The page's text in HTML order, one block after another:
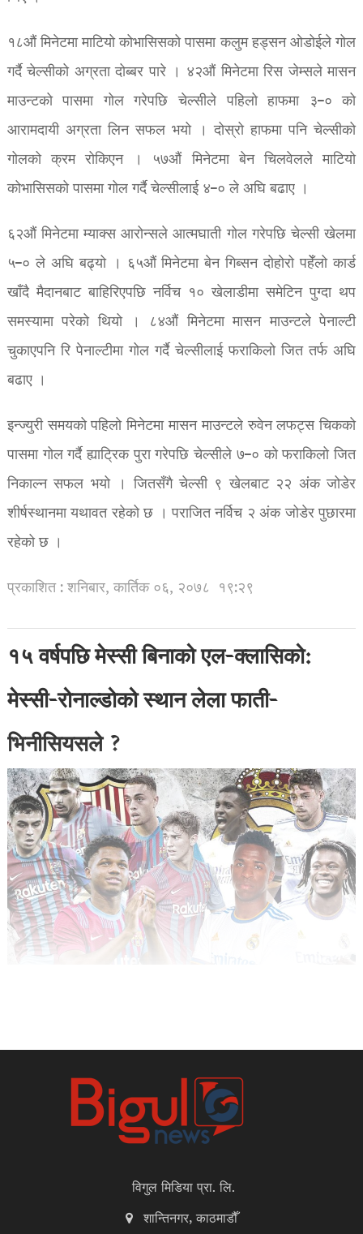
१८औं मिनेटमा माटियो कोभासिसको पासमा कलुम हड्सन ओडोईले गोल
गर्दै चेल्सीको अग्रता दोब्बर पारे । ४२औं मिनेटमा रिस जेम्सले मासन
माउन्टको पासमा गोल गरेपछि चेल्सीले पहिलो हाफमा ३–० को
आरामदायी अग्रता लिन सफल भयो । दोस्रो हाफमा पनि चेल्सीको
गोलको क्रम रोकिएन । ५७औं मिनेटमा बेन चिलवेलले माटियो
कोभासिसको पासमा गोल गर्दै चेल्सीलाई ४–० ले अघि बढाए ।
६२औं मिनेटमा म्याक्स आरोन्सले आत्मघाती गोल गरेपछि चेल्सी खेलमा
५–० ले अघि बढ्यो । ६५औं मिनेटमा बेन गिब्सन दोहोरो पहेँलो कार्ड
खाँदै मैदानबाट बाहिरिएपछि नर्विच १० खेलाडीमा समेटिन पुग्दा थप
समस्यामा परेको थियो । ८४औं मिनेटमा मासन माउन्टले पेनाल्टी
चुकाएपनि रि पेनाल्टीमा गोल गर्दै चेल्सीलाई फराकिलो जित तर्फ अघि
बढाए ।
इन्ज्युरी समयको पहिलो मिनेटमा मासन माउन्टले रुवेन लफट्स चिकको
पासमा गोल गर्दै ह्याट्रिक पुरा गरेपछि चेल्सीले ७–० को फराकिलो जित
निकाल्न सफल भयो । जितसँगै चेल्सी ९ खेलबाट २२ अंक जोडेर
शीर्षस्थानमा यथावत रहेको छ । पराजित नर्विच २ अंक जोडेर पुछारमा
रहेको छ ।
प्रकाशित : शनिबार, कार्तिक ०६, २०७८ १९:२९
१५ वर्षपछि मेस्सी बिनाको एल-क्लासिको:
मेस्सी-रोनाल्डोको स्थान लेला फाती-
भिनीसियसले ?
विगुल मिडिया प्रा. लि.
शान्तिनगर, काठमाडौँ